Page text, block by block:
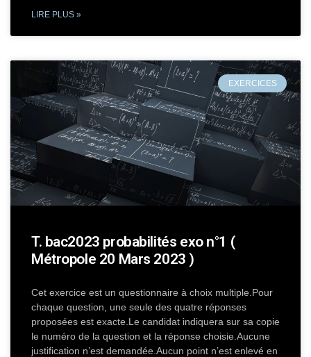
LIRE PLUS »
EXERCICES
T. bac2023 probabilités exo n°1 (
Métropole 20 Mars 2023 )
Cet exercice est un questionnaire à choix multiple.Pour
chaque question, une seule des quatre réponses
proposées est exacte.Le candidat indiquera sur sa copie
le numéro de la question et la réponse choisie.Aucune
justification n’est demandée.Aucun point n’est enlevé en